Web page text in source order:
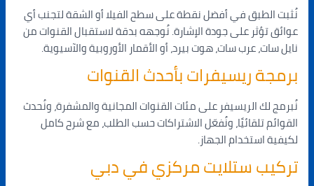
نُثبت الطبق في أفضل نقطة على سطح الفيلا أو الشقة لتجنب أي
عوائق تؤثر على جودة الإشارة. نُوجهه بدقة لاستقبال القنوات من
نايل سات، عرب سات، هوت بيرد، أو الأقمار الأوروبية والآسيوية.
برمجة ريسيفرات بأحدث القنوات
نُبرمج لك الريسيفر على مئات القنوات المجانية والمشفرة، ونُحدث
القوائم تلقائيًا، ونُفعّل الاشتراكات حسب الطلب، مع شرح كامل
لكيفية استخدام الجهاز.
تركيب ستلايت مركزي في دبي